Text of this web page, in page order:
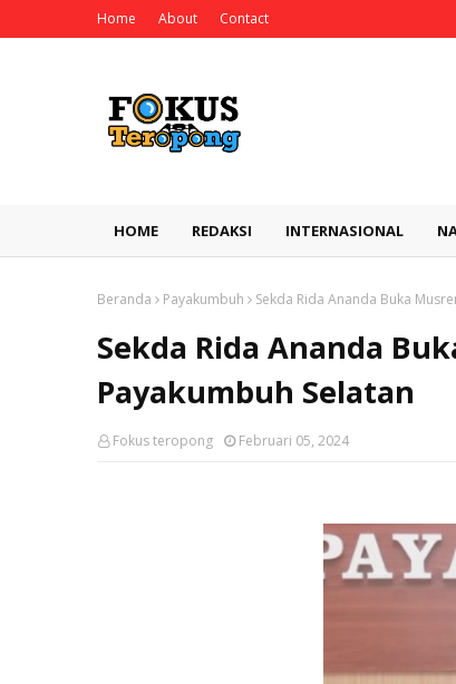
Home About Contact
HOME REDAKSI INTERNASIONAL
Beranda Payakumbuh Sekda Rida Ananda Buka
Sekda Rida Ananda
Payakumbuh Selatan
Fokus teropong Februari 05, 2024